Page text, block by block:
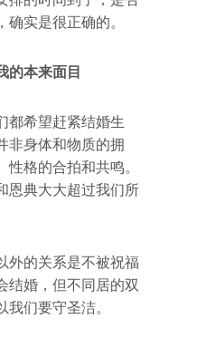
实是很正确的。
的本来面目
都希望赶紧结婚生
非身体和物质的拥
格的合拍和共鸣。
恩典大大超过我们所
外的关系是不被祝福
结婚，但不同居的双
们要守圣洁。